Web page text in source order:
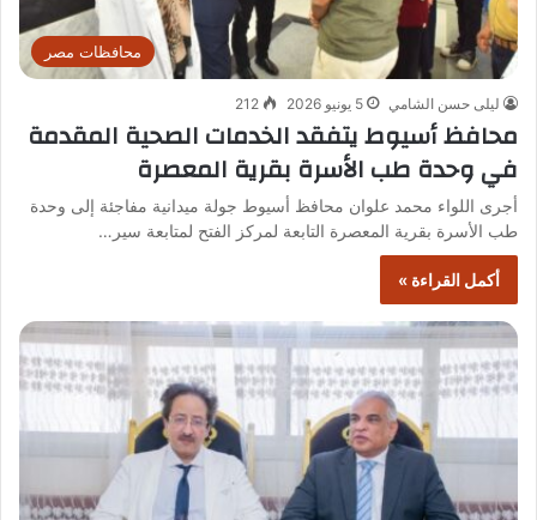
محافظات مصر
ليلى حسن الشامي 5 يونيو 2026 212
محافظ أسيوط يتفقد الخدمات الصحية المقدمة
في وحدة طب الأسرة بقرية المعصرة
أجرى اللواء محمد علوان محافظ أسيوط جولة ميدانية مفاجئة إلى وحدة
طب الأسرة بقرية المعصرة التابعة لمركز الفتح لمتابعة سير…
أكمل القراءة »